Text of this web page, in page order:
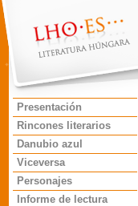
Presentación
Rincones literarios
Danubio azul
Viceversa
Personajes
Informe de lectura